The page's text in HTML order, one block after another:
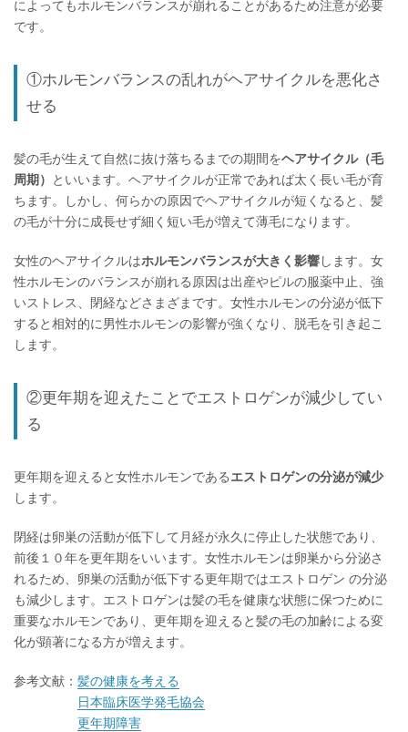
によってもホルモンバランスが崩れることがあるため注意が必要
です。
①ホルモンバランスの乱れがヘアサイクルを悪化さ
せる
髪の毛が生えて自然に抜け落ちるまでの期間をヘアサイクル（毛
周期）
といいます。ヘアサイクルが正常であれば太く長い毛が育
ちます。しかし、何らかの原因でヘアサイクルが短くなると、髪
の毛が十分に成長せず細く短い毛が増えて薄毛になります。
女性のヘアサイクルはホルモンバランスが大きく影響します。女
性ホルモンのバランスが崩れる原因は出産やピルの服薬中止、強
いストレス、閉経などさまざまです。女性ホルモンの分泌が低下
すると相対的に男性ホルモンの影響が強くなり、脱毛を引き起こ
します。
②更年期を迎えたことでエストロゲンが減少してい
る
更年期を迎えると女性ホルモンであるエストロゲンの分泌が減少
します。
閉経は卵巣の活動が低下して月経が永久に停止した状態であり、
前後１０年を更年期をいいます。女性ホルモンは卵巣から分泌さ
れるため、卵巣の活動が低下する更年期ではエストロゲン の分泌
も減少します。エストロゲンは髪の毛を健康な状態に保つために
重要なホルモンであり、更年期を迎えると髪の毛の加齢による変
化が顕著になる方が増えます。
参考文献： 髪の健康を考える
日本臨床医学発毛協会
更年期障害